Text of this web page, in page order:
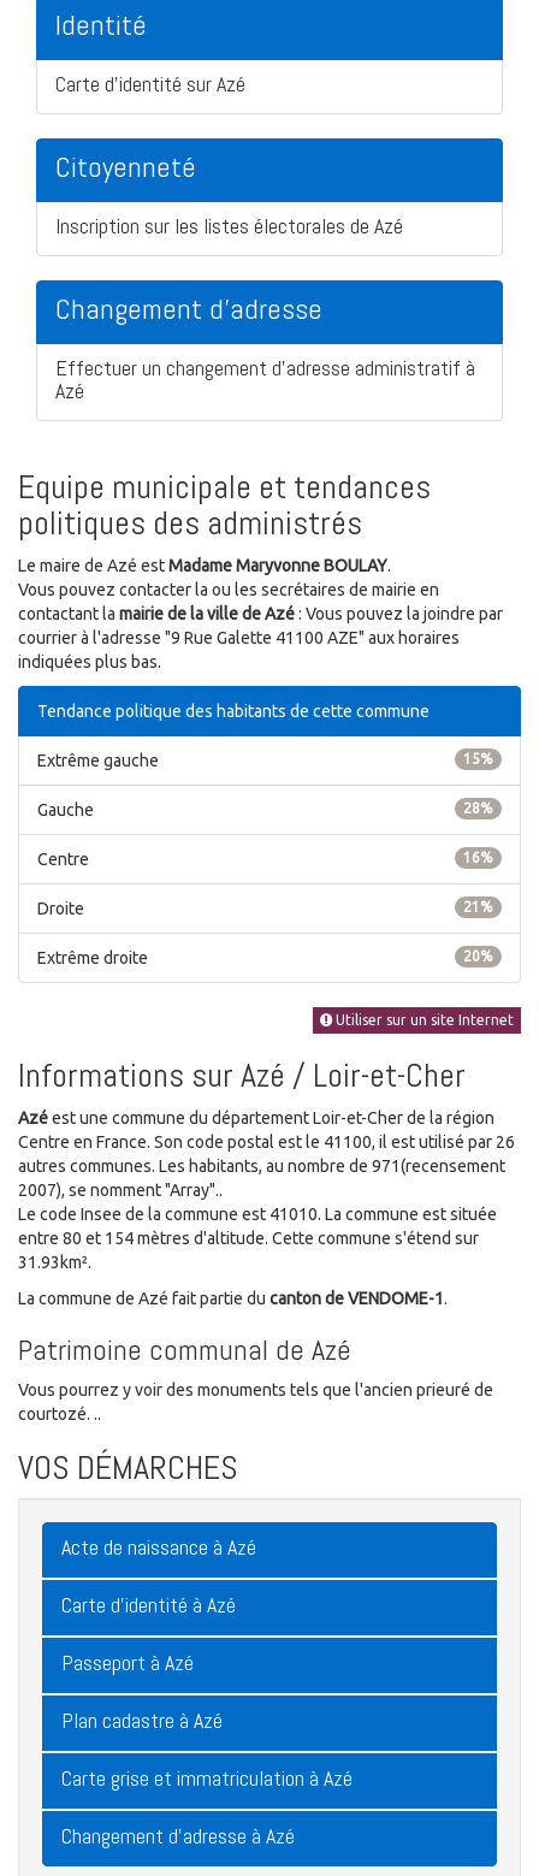
Identité
Carte d'identité sur Azé
Citoyenneté
Inscription sur les listes électorales de Azé
Changement d'adresse
Effectuer un changement d'adresse administratif à
Azé
Equipe municipale et tendances
politiques des administrés
Le maire de Azé estMadame Maryvonne BOULAY.
Vous pouvez contacter la ou les secrétaires de mairie en
contactant la mairie de la ville de Azé: Vous pouvez la joindre par
courrier à l'adresse "9 Rue Galette 41100 AZE" aux horaires
indiquées plus bas.
Tendance politique des habitants de cette commune
15%
Extrême gauche
28%
Gauche
16%
Centre
21%
Droite
20%
Extrême droite
Utiliser sur un site Internet
Informations sur Azé / Loir-et-Cher
Azéest une commune du département Loir-et-Cher de la région
Centre en France. Son code postal est le 41100, il est utilisé par 26
autres communes. Les habitants, au nombre de 971(recensement
2007), se nomment "Array"..
Le code Insee de la commune est 41010. La commune est située
entre 80 et 154 mètres d'altitude. Cette commune s'étend sur
31.93km².
La commune de Azé fait partie du canton de VENDOME-1.
Patrimoine communal de Azé
Vous pourrez y voir des monuments tels que l'ancien prieuré de
courtozé. ..
VOS DÉMARCHES
Acte de naissance à Azé
Carte d'identité à Azé
Passeport à Azé
Plan cadastre à Azé
Carte grise et immatriculation à Azé
Changement d'adresse à Azé